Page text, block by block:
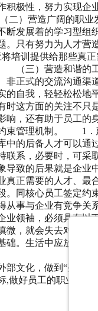
极性，努力实现企
）营造广阔的职业
断发展着的学习型
。只有努力为人才
培训提供给那些真
三）营造和谐的
非正式的交流沟通
的自我，轻轻松松
这方面的关注不只
响，还有助于员
束管理机制。 1．
中的后备人才可以
联系，必要时，可
导致的后果就是企
真正需要的人才、
。同核心员工签定
从事与企业有竞
业领袖，必须具有
微，就会失去对广
础。生活中应放下
文化，做到“疑人
,做好员工的职业生